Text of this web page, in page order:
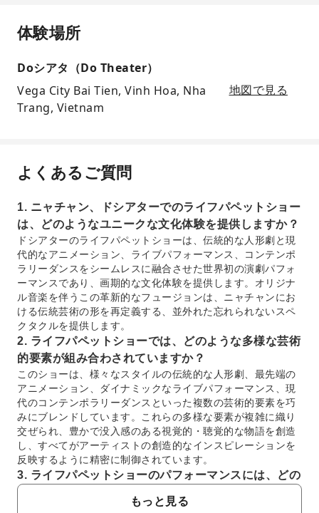
体験場所
Doシアタ（Do Theater）
Vega City Bai Tien, Vinh Hoa, Nha
Trang, Vietnam
地図で見る
よくあるご質問
1. ニャチャン、ドシアターでのライフパペットショー
は、どのようなユニークな文化体験を提供しますか？
ドシアターのライフパペットショーは、伝統的な人形劇と現
代的なアニメーション、ライブパフォーマンス、コンテンポ
ラリーダンスをシームレスに融合させた世界初の演劇パフォ
ーマンスであり、画期的な文化体験を提供します。オリジナ
ル音楽を伴うこの革新的なフュージョンは、ニャチャンにお
ける伝統芸術の形を再定義する、並外れた忘れられないスペ
クタクルを提供します。
2. ライフパペットショーでは、どのような多様な芸術
的要素が組み合わされていますか？
このショーは、様々なスタイルの伝統的な人形劇、最先端の
アニメーション、ダイナミックなライブパフォーマンス、現
代のコンテンポラリーダンスといった複数の芸術的要素を巧
みにブレンドしています。これらの多様な要素が複雑に織り
交ぜられ、豊かで没入感のある視覚的・聴覚的な物語を創造
し、すべてがアーティストの創造的なインスピレーションを
反映するように精密に制御されています。
3. ライフパペットショーのパフォーマンスには、どの
ような音楽とオーケストラが伴いますか？
ライフパペットショーのパフォーマンスには、パワフルで雷
もっと見る